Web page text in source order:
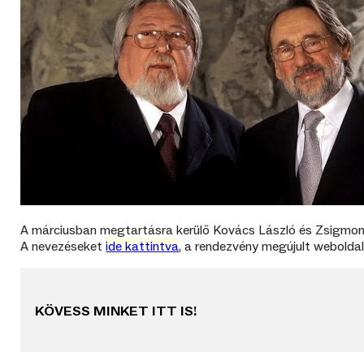
A márciusban megtartásra kerülő Kovács László és
A nevezéseketide kattintva, a rendezvény megújult
KÖVESS MINKET ITT IS!